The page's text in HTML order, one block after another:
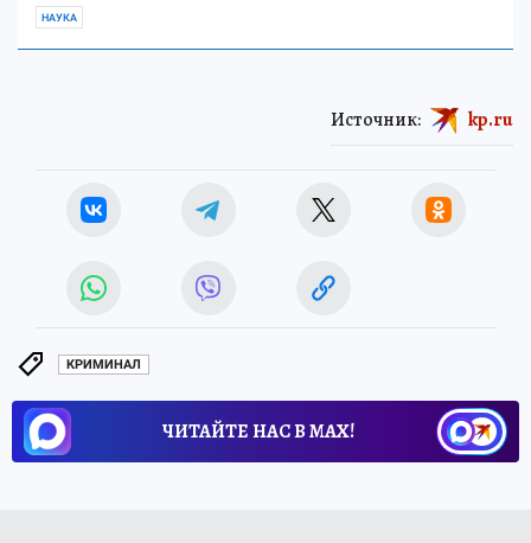
НАУКА
Источник: kp.ru
КРИМИНАЛ
ЧИТАЙТЕ НАС В МАХ!